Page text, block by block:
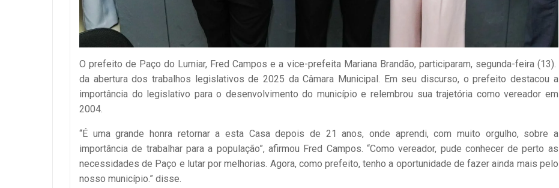
O prefeito de Paço do Lumiar, Fred Campos e a vice-prefeita Mariana Brandão, participaram, segunda-feira (13).
da abertura dos trabalhos legislativos de 2025 da Câmara Municipal. Em seu discurso, o prefeito destacou a
importância do legislativo para o desenvolvimento do município e relembrou sua trajetória como vereador em
2004.
“É uma grande honra retornar a esta Casa depois de 21 anos, onde aprendi, com muito orgulho, sobre a
importância de trabalhar para a população”, afirmou Fred Campos. “Como vereador, pude conhecer de perto as
necessidades de Paço e lutar por melhorias. Agora, como prefeito, tenho a oportunidade de fazer ainda mais pelo
nosso município.” disse.